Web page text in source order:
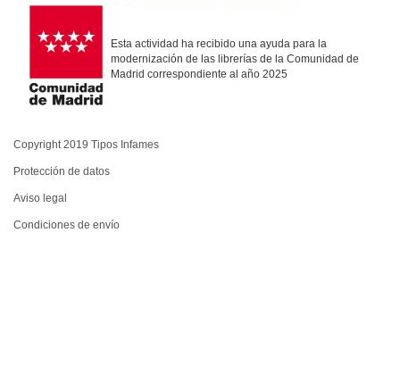
Esta actividad ha recibido una ayuda para la
modernización de las librerías de la Comunidad de
Madrid correspondiente al año 2025
Copyright 2019 Tipos Infames
Protección de datos
Aviso legal
Condiciones de envío